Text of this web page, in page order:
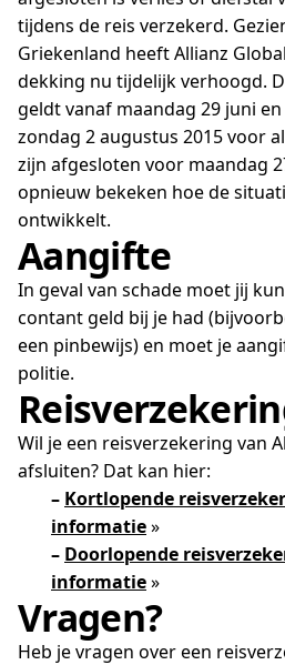
tijdens de reis verzekerd.
Griekenland heeft Allianz
dekking nu tijdelijk verhoogd.
geldt vanaf maandag 29 juni
zondag 2 augustus 2015 voor
zijn afgesloten voor maandag
opnieuw bekeken hoe de
ontwikkelt.
Aangifte
In geval van schade moet jij
contant geld bij je had
een pinbewijs) en moet je
politie.
Wil je een reisverzekering van
afsluiten? Dat kan hier:
– Kortlopende
informatie»
– Doorlopende
informatie»
Vragen?
Heb je vragen over een